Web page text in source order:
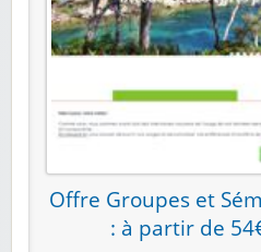
Offre Groupes et
: à partir de